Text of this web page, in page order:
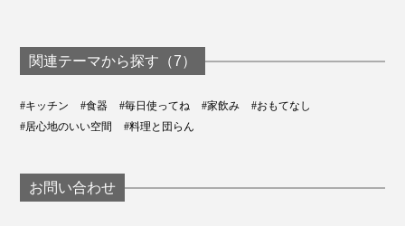
関連テーマから探す（7）
#キッチン #食器 #毎日使ってね #家飲み
#おもてなし
#居心地のいい空間
#料理と団らん
お問い合わせ